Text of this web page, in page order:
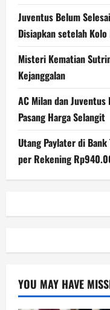
Juventus Belum
Disiapkan setelah Kolo
Misteri Kematian
Kejanggalan
AC Milan dan
Pasang Harga Selangit
Utang Paylater di
per Rekening
YOU MAY HAVE